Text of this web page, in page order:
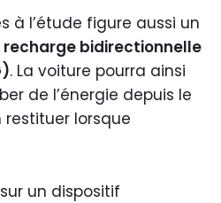
à l’étude figure aussi un
bidirectionnelle
. La voiture pourra ainsi
de l’énergie depuis le
restituer lorsque
un dispositif